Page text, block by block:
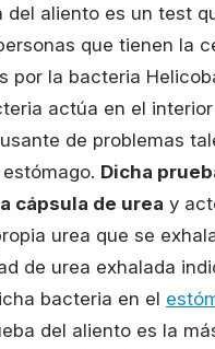
del aliento es un test
que tienen la
por la bacteria
actúa en el
de problemas
Dicha
cápsula de urea y
urea que se
de urea exhalada
bacteria en el
del aliento es la